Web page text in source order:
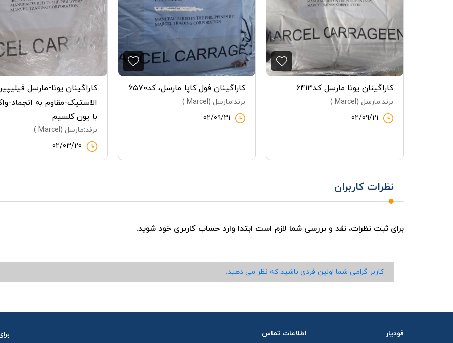
کاراگینان یوتا مارسل کد6413
برند:مارسل (Marcel )
02/09/21
کاراگینان فول کاپا مارسل، کد6570
برند:مارسل (Marcel )
02/09/21
کاراگینان یوتا-مارسل
الاستیک-مقاوم به انجماد-
با یون کلسیم
برند:مارسل (Marcel )
02/03/20
نظرات کاربران
برای ثبت نظرات، نقد و بررسی شما لازم است ابتدا وارد حساب کاربری خود شوید.
کاربر گرامی شما اولین فردی باشید که نظر می دهید.
فودیار اطلاعات تماس